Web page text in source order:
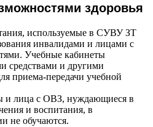
здоровья
используемые в СУВУ ЗТ
инвалидами и лицами с
Учебные кабинеты
средствами и другими
приема-передачи учебной
и лица с ОВЗ, нуждающиеся в
и воспитания, в
не обучаются.